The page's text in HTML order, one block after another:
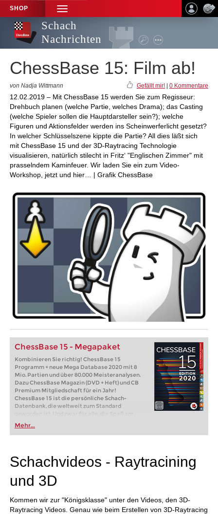
SHOP
TOGGLE
NAVIGATION
Schach
Nachrichten
ChessBase 15: Film ab!
von Nadja Wittmann Gefällt mir! 0 Kommentare
12.02.2019 – Mit ChessBase 15 werden Sie zum Regisseur:
Drehbuch planen (welche Partie, welches Drama); das Casting
(welche Spieler sollen die Hauptdarsteller sein?); welche
Figuren und Aktionsfelder werden ins Scheinwerferlicht gesetzt?
In welcher Schlüsselszene kippte die Partie? All dies läßt sich
mit ChessBase 15 und der 3D-Raytracing Technologie
visualisieren, natürlich stilecht in Fritz‘ "Englischen Zimmer" mit
prasselndem Kaminfeuer. Wir laden Sie ein zum Video-
Workshop, jetzt und hier… | Grafik ChessBase
ChessBase 15 - Megapaket
Kombinieren Sie richtig! ChessBase 15
Programm + neue Mega Database 2020 mit 8
Mio. Partien und über 80.000 Meisteranalysen.
Dazu ChessBase Magazin (DVD + Heft) und CB
Premium Mitgliedschaft für ein Jahr!
ChessBase 15 ist die persönliche Schach-
Datenbank, die weltweit zum Standard
geworden ist. Und zwar für alle, die Spaß am
Schach haben und auch in Zukunft erfolgreich
mitspielen wollen.
Mehr...
Schachvideos - Raytracining
und 3D
Kommen wir zur "Königsklasse" unter den Videos, den 3D-
Raytracing Videos. Genau wie beim Erstellen von 3D-Raytracing